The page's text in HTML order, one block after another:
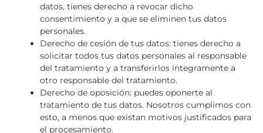
datos, tienes derecho a revocar dicho
consentimiento y a que se eliminen tus datos
personales.
Derecho de cesión de tus datos: tienes derecho a
solicitar todos tus datos personales al responsable
del tratamiento y a transferirlos íntegramente a
otro responsable del tratamiento.
Derecho de oposición: puedes oponerte al
tratamiento de tus datos. Nosotros cumplimos con
esto, a menos que existan motivos justificados para
el procesamiento.